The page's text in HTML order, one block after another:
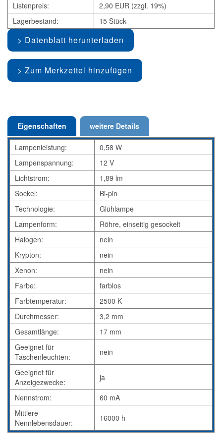
Listenpreis:
2,90 EUR (zzgl. 19%)
Lagerbestand:
15 Stück
Datenblatt herunterladen
Zum Merkzettel hinzufügen
Eigenschaften weitere Details
Lampenleistung:
0,58 W
Lampenspannung:
12 V
Lichtstrom:
1,89 lm
Sockel:
Bi-pin
Technologie:
Glühlampe
Lampenform:
Röhre, einseitig gesockelt
Halogen:
nein
Krypton:
nein
Xenon:
nein
Farbe:
farblos
Farbtemperatur:
2500 K
Durchmesser:
3,2 mm
Gesamtlänge:
17 mm
Geeignet für
Taschenleuchten:
nein
Geeignet für
Anzeigezwecke:
ja
Nennstrom:
60 mA
Mittlere
Nennlebensdauer:
16000 h